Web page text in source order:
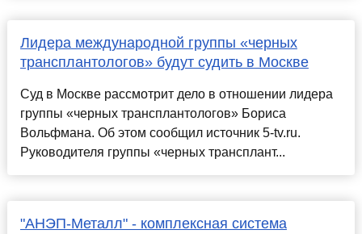
Лидера международной группы «черных
трансплантологов» будут судить в Москве
Суд в Москве рассмотрит дело в отношении лидера
группы «черных трансплантологов» Бориса
Вольфмана. Об этом сообщил источник 5-tv.ru.
Руководителя группы «черных трансплант...
"АНЭП-Металл" - комплексная система